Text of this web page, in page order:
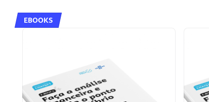
EBOOKS